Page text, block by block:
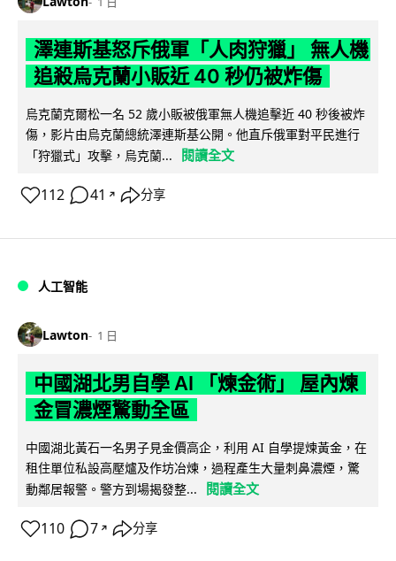
澤連斯基怒斥俄軍「人肉狩獵」 無人機
追殺烏克蘭小販近 40 秒仍被炸傷
烏克蘭克爾松一名 52 歲小販被俄軍無人機追擊近 40 秒後被炸
傷，影片由烏克蘭總統澤連斯基公開。他直斥俄軍對平民進行
「狩獵式」攻擊，烏克蘭...
閱讀全文
112 41 ↗ 分享
人工智能
Lawton 1 日
中國湖北男自學 AI 「煉金術」 屋內煉
金冒濃煙驚動全區
中國湖北黃石一名男子見金價高企，利用 AI 自學提煉黃金，在
租住單位私設高壓爐及作坊冶煉，過程產生大量刺鼻濃煙，驚
動鄰居報警。警方到場揭發整...
閱讀全文
110 7 ↗ 分享